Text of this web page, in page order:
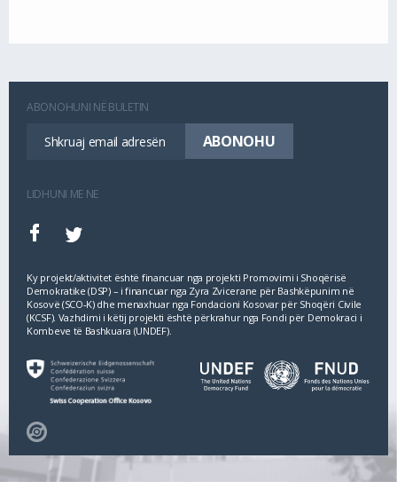
ABONOHUNI NË BULETIN
LIDHUNI ME NE
Ky projekt/aktivitet është financuar nga projekti Promovimi i Shoqërisë
Demokratike (DSP) – i financuar nga Zyra Zvicerane për Bashkëpunim në
Kosovë (SCO‐K) dhe menaxhuar nga Fondacioni Kosovar për Shoqëri Civile
(KCSF). Vazhdimi i këtij projekti është përkrahur nga Fondi për Demokraci i
Kombeve të Bashkuara (UNDEF).